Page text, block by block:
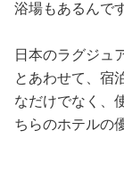
浴場もあるんで
日本のラグジュ
とあわせて、宿
なだけでなく、
ちらのホテルの